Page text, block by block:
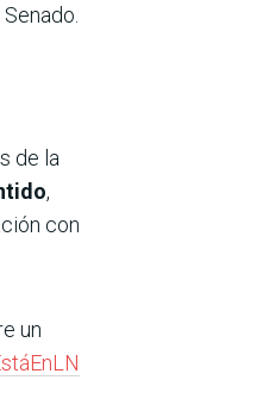
de la
,
con
un